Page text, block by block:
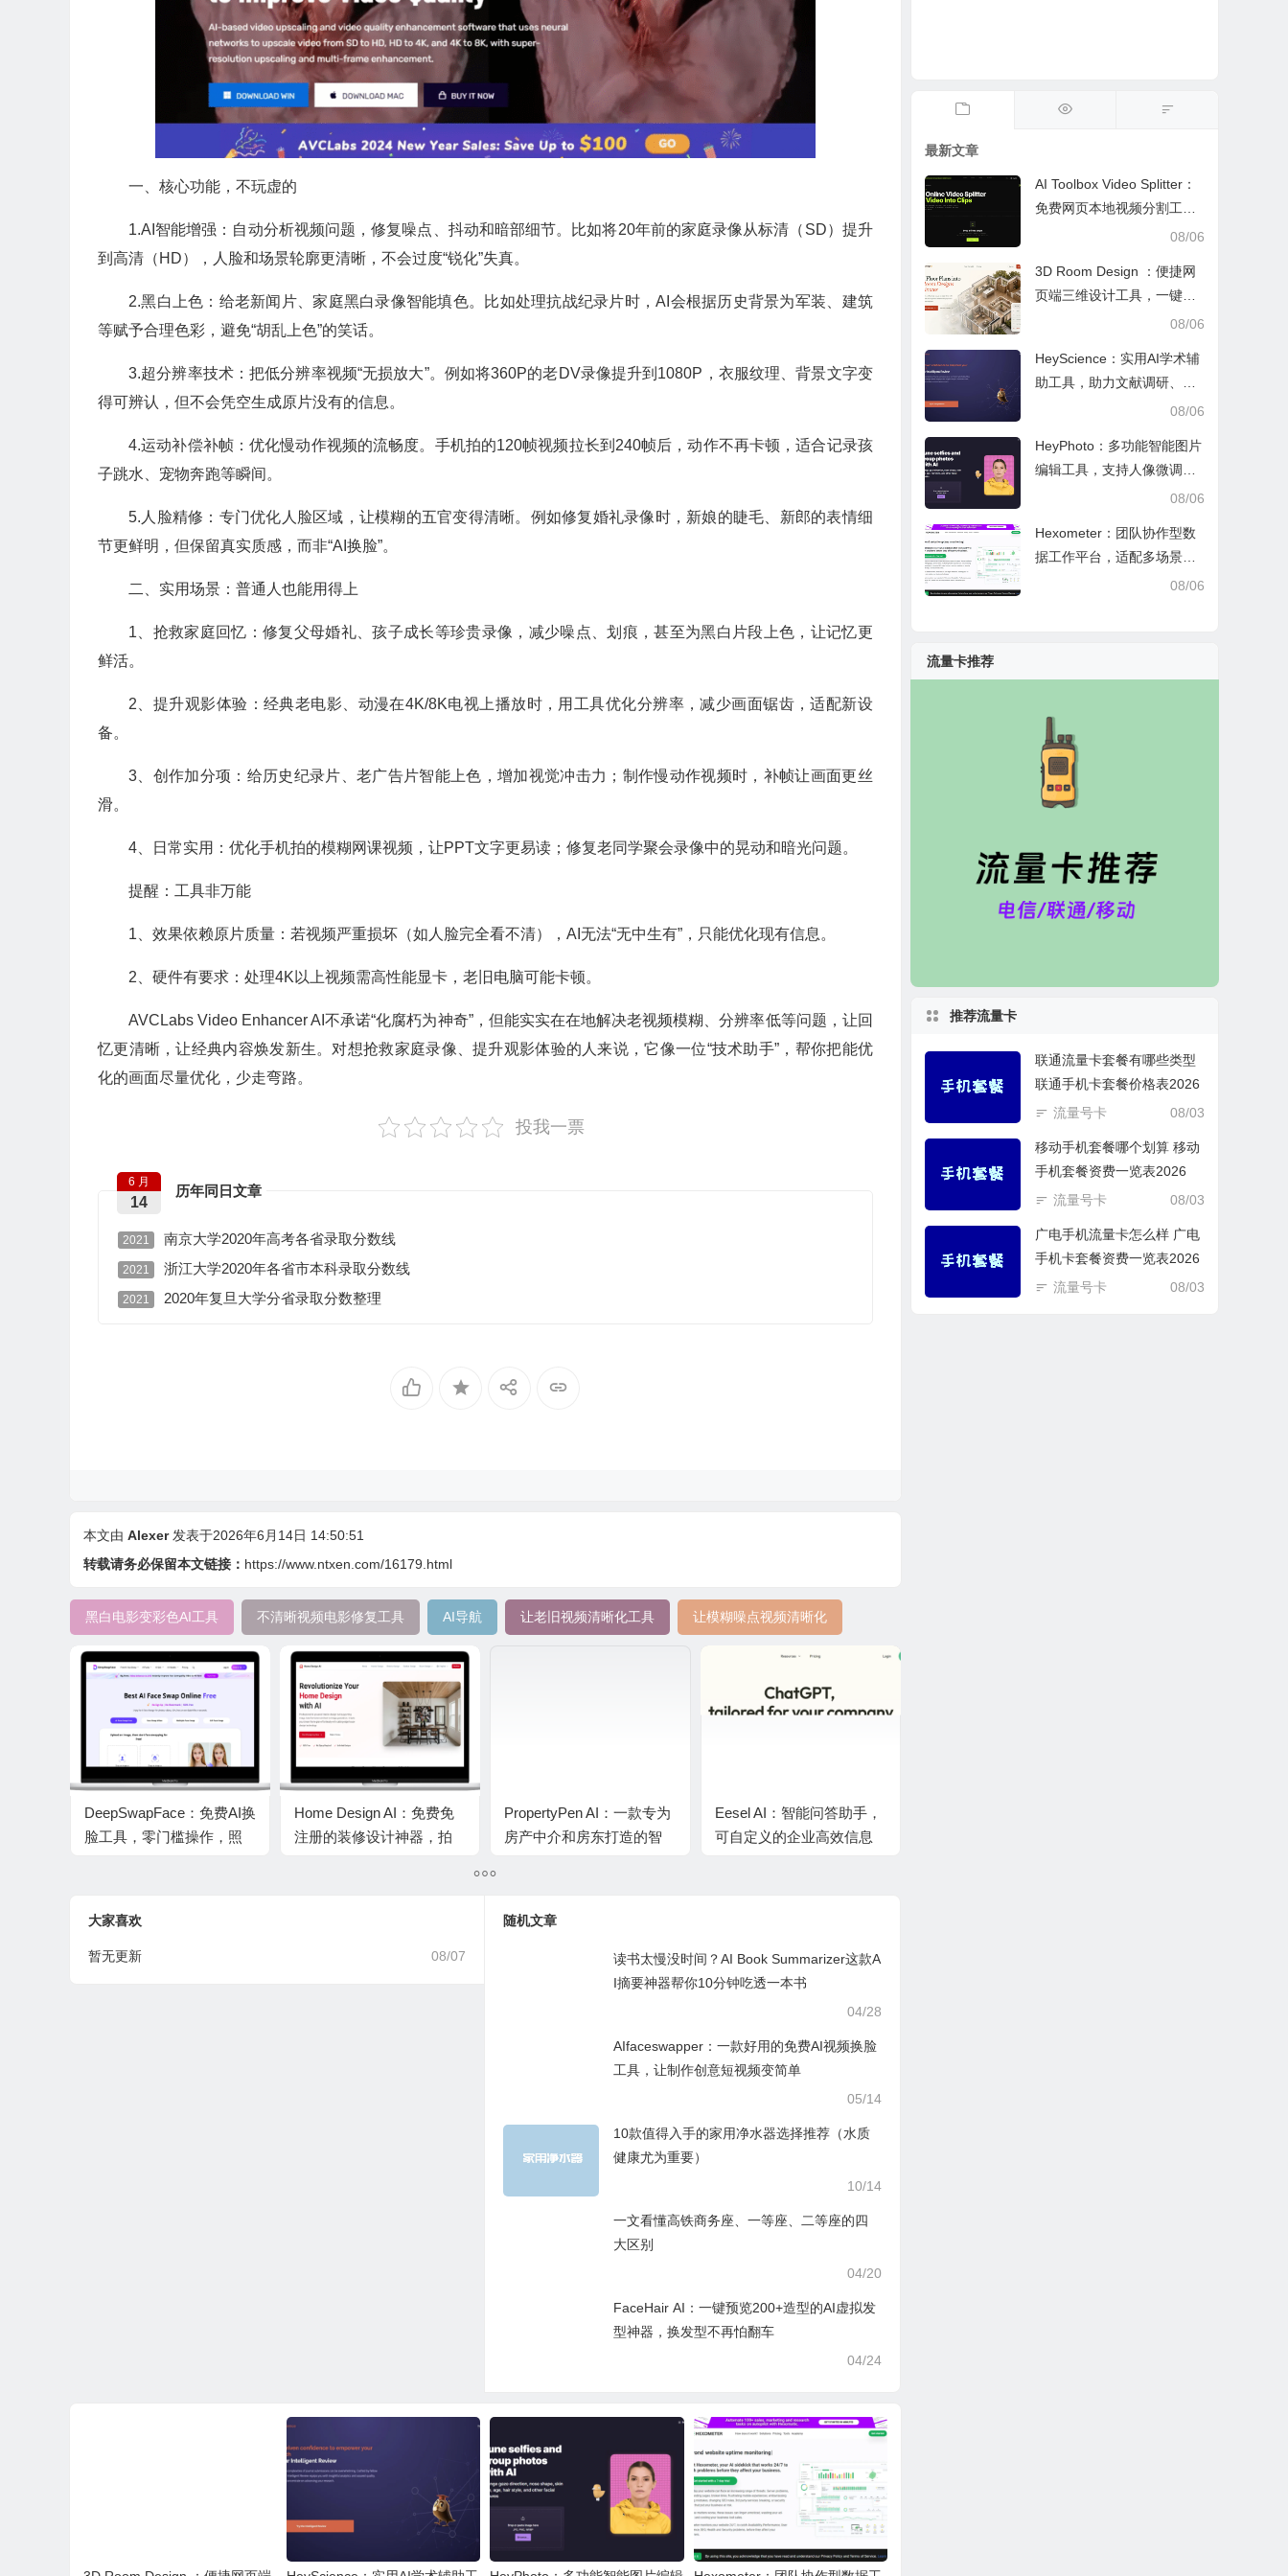
一、核心功能，不玩虚的
1.AI智能增强：自动分析视频问题，修复噪点、抖动和暗部细节。比如将20年前的家庭录像从标清（SD）提升
到高清（HD），人脸和场景轮廓更清晰，不会过度“锐化”失真。
2.黑白上色：给老新闻片、家庭黑白录像智能填色。比如处理抗战纪录片时，AI会根据历史背景为军装、建筑
等赋予合理色彩，避免“胡乱上色”的笑话。
3.超分辨率技术：把低分辨率视频“无损放大”。例如将360P的老DV录像提升到1080P，衣服纹理、背景文字变
得可辨认，但不会凭空生成原片没有的信息。
4.运动补偿补帧：优化慢动作视频的流畅度。手机拍的120帧视频拉长到240帧后，动作不再卡顿，适合记录孩
子跳水、宠物奔跑等瞬间。
5.人脸精修：专门优化人脸区域，让模糊的五官变得清晰。例如修复婚礼录像时，新娘的睫毛、新郎的表情细
节更鲜明，但保留真实质感，而非“AI换脸”。
二、实用场景：普通人也能用得上
1、抢救家庭回忆：修复父母婚礼、孩子成长等珍贵录像，减少噪点、划痕，甚至为黑白片段上色，让记忆更
鲜活。
2、提升观影体验：经典老电影、动漫在4K/8K电视上播放时，用工具优化分辨率，减少画面锯齿，适配新设
备。
3、创作加分项：给历史纪录片、老广告片智能上色，增加视觉冲击力；制作慢动作视频时，补帧让画面更丝
滑。
4、日常实用：优化手机拍的模糊网课视频，让PPT文字更易读；修复老同学聚会录像中的晃动和暗光问题。
提醒：工具非万能
1、效果依赖原片质量：若视频严重损坏（如人脸完全看不清），AI无法“无中生有”，只能优化现有信息。
2、硬件有要求：处理4K以上视频需高性能显卡，老旧电脑可能卡顿。
AVCLabs Video Enhancer AI不承诺“化腐朽为神奇”，但能实实在在地解决老视频模糊、分辨率低等问题，让回
忆更清晰，让经典内容焕发新生。对想抢救家庭录像、提升观影体验的人来说，它像一位“技术助手”，帮你把能优
化的画面尽量优化，少走弯路。
投我一票
历年同日文章
6 月
14
2021 南京大学2020年高考各省录取分数线
2021 浙江大学2020年各省市本科录取分数线
2021 2020年复旦大学分省录取分数整理
本文由 Alexer 发表于2026年6月14日 14:50:51
转载请务必保留本文链接： https://www.ntxen.com/16179.html
黑白电影变彩色AI工具 不清晰视频电影修复工具 AI导航 让老旧视频清晰化工具 让模糊噪点视频清晰化
DeepSwapFace：免费AI换
脸工具，零门槛操作，照
Home Design AI：免费免
注册的装修设计神器，拍
PropertyPen AI：一款专为
房产中介和房东打造的智
Eesel AI：智能问答助手，
可自定义的企业高效信息
大家喜欢
08/07
暂无更新
随机文章
读书太慢没时间？AI Book Summarizer这款A
I摘要神器帮你10分钟吃透一本书
04/28
AIfaceswapper：一款好用的免费AI视频换脸
工具，让制作创意短视频变简单
05/14
10款值得入手的家用净水器选择推荐（水质
健康尤为重要）
10/14
一文看懂高铁商务座、一等座、二等座的四
大区别
04/20
FaceHair AI：一键预览200+造型的AI虚拟发
型神器，换发型不再怕翻车
04/24
最新文章
AI Toolbox Video Splitter：
免费网页本地视频分割工
具，多模式裁切高清视频且
08/06
3D Room Design ：便捷网
页端三维设计工具，一键户
型建模、实时改色布景助力
08/06
HeyScience：实用AI学术辅
助工具，助力文献调研、论
文审阅与日常学业研究工作
08/06
HeyPhoto：多功能智能图片
编辑工具，支持人像微调、
艺术创作与日常隐私防护08/06
Hexometer：团队协作型数
据工作平台，适配多场景数
据分析、高效办公与企业安
08/06
流量卡推荐
推荐流量卡
联通流量卡套餐有哪些类型
联通手机卡套餐价格表2026
08/03
流量号卡
移动手机套餐哪个划算 移动
手机套餐资费一览表2026
08/03
流量号卡
广电手机流量卡怎么样 广电
手机卡套餐资费一览表2026
08/03
流量号卡